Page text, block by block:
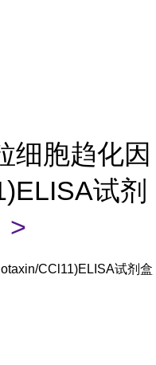
细胞趋化因
试剂
>
CCl11)ELISA试剂盒